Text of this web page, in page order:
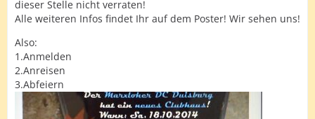
dieser Stelle nicht verraten!
Alle weiteren Infos findet Ihr auf dem Poster! Wir sehen uns!
Also:
1.Anmelden
2.Anreisen
3.Abfeiern